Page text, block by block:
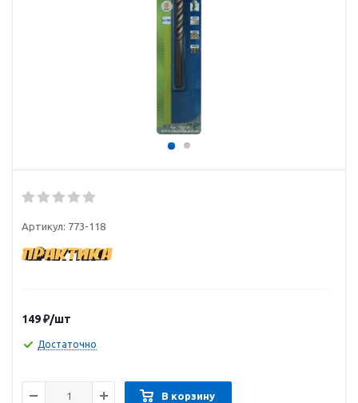
Артикул: 773-118
149₽/шт
Достаточно
В корзину